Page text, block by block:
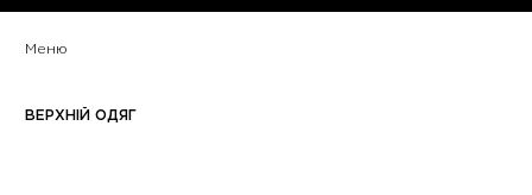
Меню
ВЕРХНІЙ ОДЯГ